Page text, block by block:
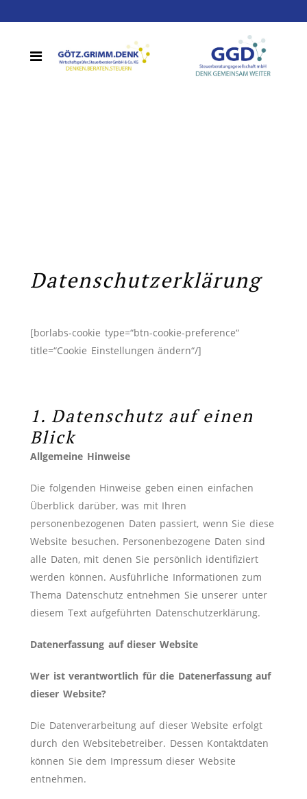
Datenschutzerklärung
[borlabs-cookie type=“btn-cookie-preference“
title=“Cookie Einstellungen ändern“/]
1. Datenschutz auf einen
Blick
Allgemeine Hinweise
Die folgenden Hinweise geben einen einfachen
Überblick darüber, was mit Ihren
personenbezogenen Daten passiert, wenn Sie diese
Website besuchen. Personenbezogene Daten sind
alle Daten, mit denen Sie persönlich identifiziert
werden können. Ausführliche Informationen zum
Thema Datenschutz entnehmen Sie unserer unter
diesem Text aufgeführten Datenschutzerklärung.
Datenerfassung auf dieser Website
Wer ist verantwortlich für die Datenerfassung auf
dieser Website?
Die Datenverarbeitung auf dieser Website erfolgt
durch den Websitebetreiber. Dessen Kontaktdaten
können Sie dem Impressum dieser Website
entnehmen.